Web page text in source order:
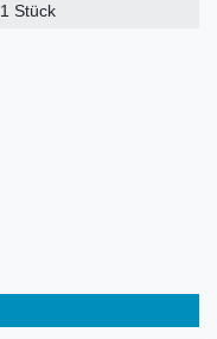
1 Stück